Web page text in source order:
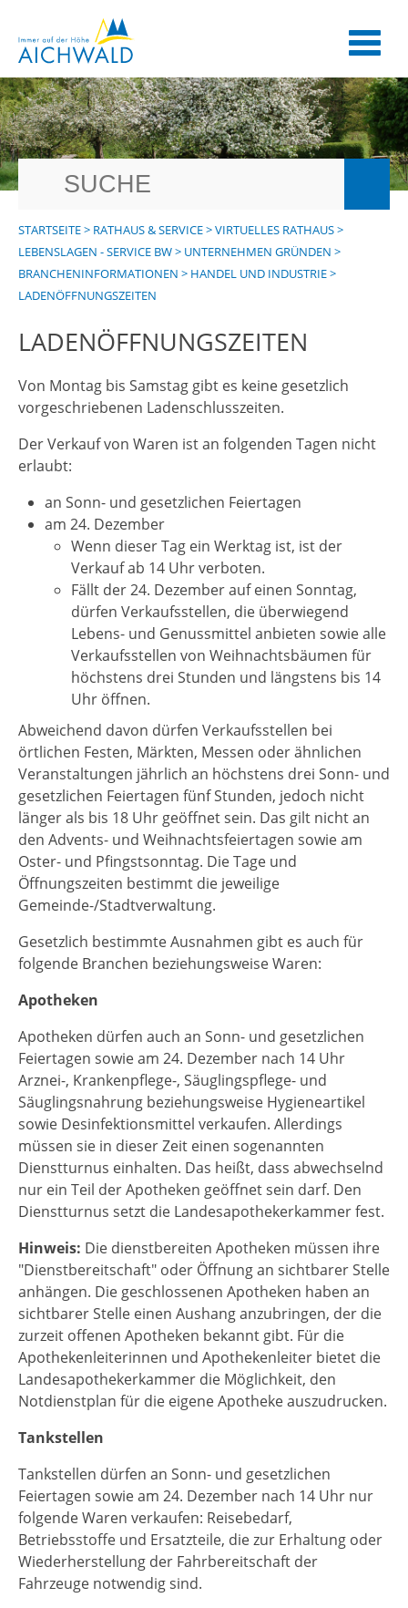
STARTSEITE> RATHAUS & SERVICE>VIRTUELLES RATHAUS>
LEBENSLAGEN - SERVICE BW> UNTERNEHMEN GRÜNDEN >
BRANCHENINFORMATIONEN > HANDEL UND INDUSTRIE>
LADENÖFFNUNGSZEITEN
LADENÖFFNUNGSZEITEN
Von Montag bis Samstag gibt es keine gesetzlich
vorgeschriebenen Ladenschlusszeiten.
Der Verkauf von Waren ist an folgenden Tagen nicht
erlaubt:
an Sonn- und gesetzlichen Feiertagen
am 24. Dezember
Wenn dieser Tag ein Werktag ist, ist der
Verkauf ab 14 Uhr verboten.
Fällt der 24. Dezember auf einen Sonntag,
dürfen Verkaufsstellen, die überwiegend
Lebens- und Genussmittel anbieten sowie alle
Verkaufsstellen von Weihnachtsbäumen für
höchstens drei Stunden und längstens bis 14
Uhr öffnen.
Abweichend davon dürfen Verkaufsstellen bei
örtlichen Festen, Märkten, Messen oder ähnlichen
Veranstaltungen jährlich an höchstens drei Sonn- und
gesetzlichen Feiertagen fünf Stunden, jedoch nicht
länger als bis 18 Uhr geöffnet sein. Das gilt nicht an
den Advents- und Weihnachtsfeiertagen sowie am
Oster- und Pfingstsonntag. Die Tage und
Öffnungszeiten bestimmt die jeweilige
Gemeinde-/Stadtverwaltung.
Gesetzlich bestimmte Ausnahmen gibt es auch für
folgende Branchen beziehungsweise Waren:
Apotheken
Apotheken dürfen auch an Sonn- und gesetzlichen
Feiertagen sowie am 24. Dezember nach 14 Uhr
Arznei-, Krankenpflege-, Säuglingspflege- und
Säuglingsnahrung beziehungsweise Hygieneartikel
sowie Desinfektionsmittel verkaufen. Allerdings
müssen sie in dieser Zeit einen sogenannten
Dienstturnus einhalten. Das heißt, dass abwechselnd
nur ein Teil der Apotheken geöffnet sein darf. Den
Dienstturnus setzt die Landesapothekerkammer fest.
Hinweis: Die dienstbereiten Apotheken müssen ihre
"Dienstbereitschaft" oder Öffnung an sichtbarer Stelle
anhängen. Die geschlossenen Apotheken haben an
sichtbarer Stelle einen Aushang anzubringen, der die
zurzeit offenen Apotheken bekannt gibt. Für die
Apothekenleiterinnen und Apothekenleiter bietet die
Landesapothekerkammer die Möglichkeit, den
Notdienstplan für die eigene Apotheke auszudrucken.
Tankstellen
Tankstellen dürfen an Sonn- und gesetzlichen
Feiertagen sowie am 24. Dezember nach 14 Uhr nur
folgende Waren verkaufen: Reisebedarf,
Betriebsstoffe und Ersatzteile, die zur Erhaltung oder
Wiederherstellung der Fahrbereitschaft der
Fahrzeuge notwendig sind.